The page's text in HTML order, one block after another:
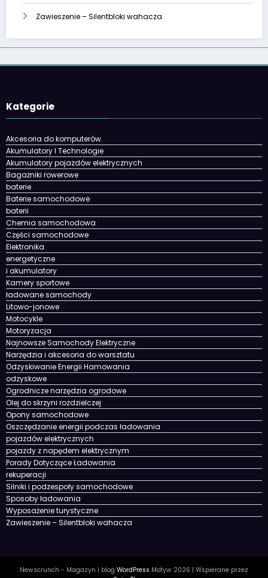
Zawieszenie – Silentbloki wahacza
Kategorie
Akcesoria do komputerów.
Akumulatory I Technologie
Akumulatory pojazdów elektrycznych
Bagażniki rowerowe
baterie
Baterie samochodowe
baterii
Chemia samochodowa
Części samochodowe
Elektronika
energetyczne
i akumulatory
Kamery sportowe
ładowane samochody
Litowo-jonowe
Motocykle
Motoryzacja
Najnowsze Samochody Elektryczne
Narzędzia i akcesoria do warsztatu
Odzyskiwanie Energii Hamowania
odzyskowe
Ogrodnicze narzędzia ogrodowe
Olej do skrzyni rozdzielczej
Opony samochodowe
Oszczędzanie energii podczas ładowania
pojazdów elektrycznych
pojazdy z napędem elektrycznym
Porady Dotyczące Ładowania
rekuperacji
Silniki i podzespoły samochodowe
Sposoby ładowania
Wyposażenie turystyczne
Zawieszenie – Silentbloki wahacza
Newscrunch - Magazyn i blog WordPress Motyw 2026 | Wspierane przez